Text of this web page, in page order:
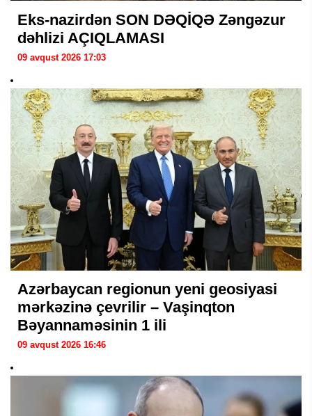
Eks-nazirdən SON DƏQİQƏ Zəngəzur
dəhlizi AÇIQLAMASI
09 avqust 2026 17:03
Azərbaycan regionun yeni geosiyasi
mərkəzinə çevrilir – Vaşinqton
Bəyannaməsinin 1 ili
09 avqust 2026 16:46